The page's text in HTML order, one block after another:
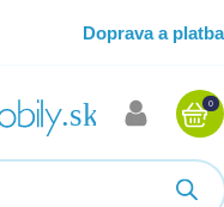
Doprava a platba
0